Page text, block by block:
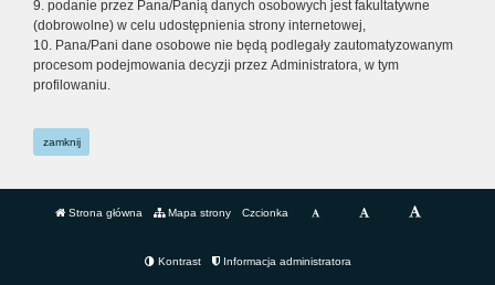
9. podanie przez Pana/Panią danych osobowych jest fakultatywne
(dobrowolne) w celu udostępnienia strony internetowej,
10. Pana/Pani dane osobowe nie będą podlegały zautomatyzowanym
procesom podejmowania decyzji przez Administratora, w tym
profilowaniu.
zamknij
Strona główna Mapa strony Czcionka
Kontrast Informacja administratora